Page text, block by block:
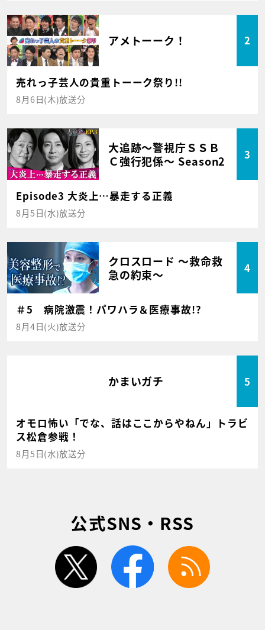
アメトーーク！ 2
売れっ子芸人の貴重トーーク祭り!!
8月6日(木)放送分
大追跡～警視庁ＳＳＢ
Ｃ強行犯係～ Season2
3
Episode3 大炎上…暴走する正義
8月5日(水)放送分
クロスロード ～救命救
急の約束～
4
＃5 病院激震！パワハラ＆医療事故!?
8月4日(火)放送分
かまいガチ 5
オモロ怖い「でな、話はここからやねん」トラビ
ス松倉参戦！
8月5日(水)放送分
公式SNS・RSS
twitter facebook